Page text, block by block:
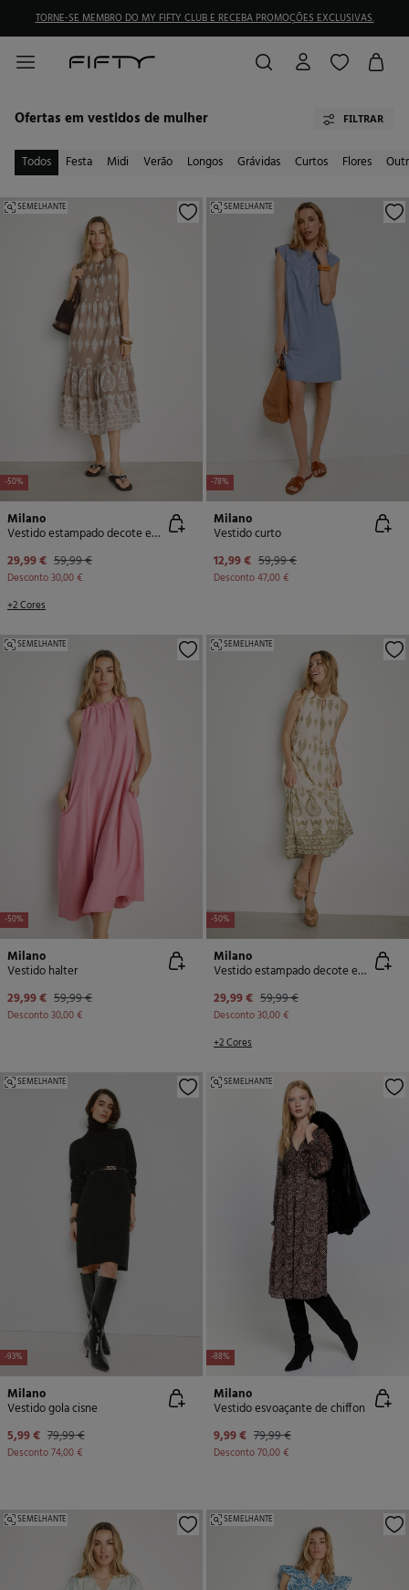
TORNE-SE MEMBRO DO MY FIFTY CLUB E RECEBA PROMOÇÕES EXCLUSIVAS.
Ofertas em vestidos de mulher FILTRAR
Todos Festa Midi Verão Longos Grávidas Curtos Flores
-50%
SEMELHANTE
Milano
Vestido estampado decote em bico
29,99 € 59,99 €
Desconto30,00 €
+2 Cores
-78%
SEMELHANTE
Milano
Vestido curto
12,99 € 59,99 €
Desconto47,00 €
-50%
SEMELHANTE
Milano
Vestido halter
29,99 € 59,99 €
Desconto30,00 €
-50%
SEMELHANTE
Milano
Vestido estampado decote em bico
29,99 € 59,99 €
Desconto30,00 €
+2 Cores
-93%
SEMELHANTE
Milano
Vestido gola cisne
5,99 € 79,99 €
Desconto74,00 €
-88%
SEMELHANTE
Milano
Vestido esvoaçante de chiffon
9,99 € 79,99 €
Desconto70,00 €
SEMELHANTE SEMELHANTE